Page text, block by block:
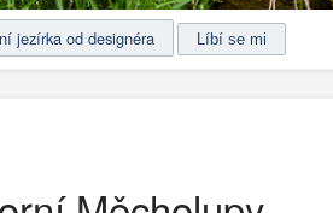
jezírka od designéra